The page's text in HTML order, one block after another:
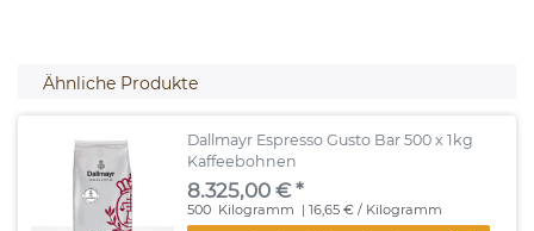
Ähnliche Produkte
Dallmayr Espresso Gusto Bar 500 x 1kg
Kaffeebohnen
8.325,00 € *
500 Kilogramm | 16,65 € / Kilogramm